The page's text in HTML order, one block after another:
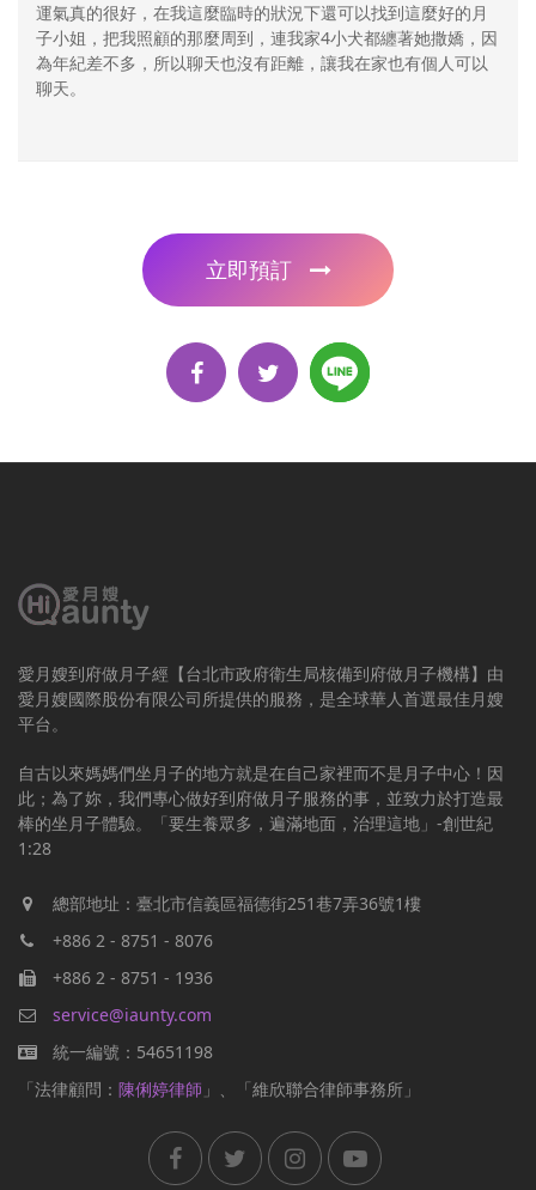
運氣真的很好，在我這麼臨時的狀況下還可以找到這麼好的月
子小姐，把我照顧的那麼周到，連我家4小犬都纏著她撒嬌，因
為年紀差不多，所以聊天也沒有距離，讓我在家也有個人可以
聊天。
立即預訂
愛月嫂到府做月子經【台北市政府衛生局核備到府做月子機構】由
愛月嫂國際股份有限公司所提供的服務，是全球華人首選最佳月嫂
平台。
自古以來媽媽們坐月子的地方就是在自己家裡而不是月子中心！因
此；為了妳，我們專心做好到府做月子服務的事，並致力於打造最
棒的坐月子體驗。「要生養眾多，遍滿地面，治理這地」-創世紀
1:28
總部地址：臺北市信義區福德街251巷7弄36號1樓
+886 2 - 8751 - 8076
+886 2 - 8751 - 1936
service@iaunty.com
統一編號：54651198
「法律顧問： 陳俐婷律師 」、「維欣聯合律師事務所」